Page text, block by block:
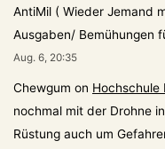
AntiMil ( Wieder Jemand
Ausgaben/ Bemühungen
Aug. 6, 20:35
Chewgum on Hochschule
nochmal mit der Drohne
Rüstung auch um